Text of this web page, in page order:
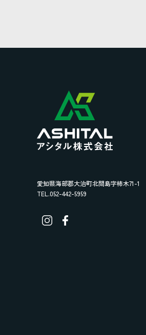
愛知県海部郡大治町北間島字柿木71-1
TEL.052-442-5959